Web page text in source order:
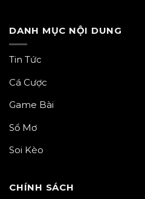
DANH MỤC NỘI DUNG
Tin Tức
Cá Cược
Game Bài
Sổ Mơ
Soi Kèo
CHÍNH SÁCH